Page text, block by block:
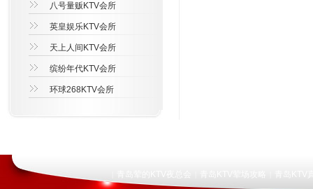
八号量贩KTV会所
英皇娱乐KTV会所
天上人间KTV会所
缤纷年代KTV会所
环球268KTV会所